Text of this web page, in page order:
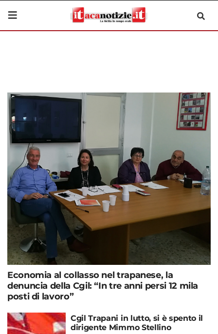
Economia al collasso nel trapanese, la
denuncia della Cgil: “In tre anni persi 12 mila
posti di lavoro”
Cgil Trapani in lutto, si è spento il
dirigente Mimmo Stellino